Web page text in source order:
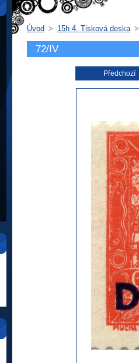
Úvod > 15h 4. Tisková deska >
72/IV
Předchozí